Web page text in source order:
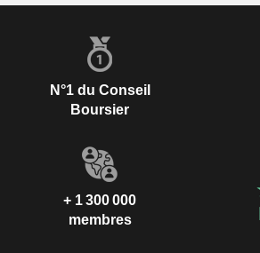
N°1 du Conseil
Boursier
+ 1 300 000
membres